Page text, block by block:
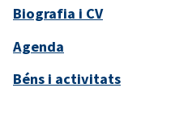
Biografia i CV
Agenda
Béns i activitats